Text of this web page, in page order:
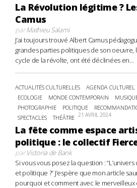
La Révolution légitime ?
Camus
parMathieu Salami
J’ai toujours trouvé Albert Camus
grandes parties politiques de son oeuvre,
cycle de la révolte, ont été déclinées en...
ACTUALITÉS CULTURELLES AGENDA CULTUREL
ECOLOGIE
MONDE CONTEMPORAIN
PHOTOGRAPHIE
POLITIQUE
SPECTACLES
THÉÂTRE 21 AVRIL 2024
La fête comme espace
politique : le collectif
parVictoria de Bank
Si vous vous posez la question :
et politique ?” J’espère que mon article
pourquoi et comment avec le merveilleux